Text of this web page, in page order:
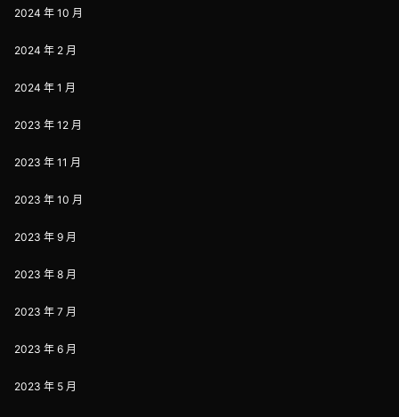
2024 年 10 月
2024 年 2 月
2024 年 1 月
2023 年 12 月
2023 年 11 月
2023 年 10 月
2023 年 9 月
2023 年 8 月
2023 年 7 月
2023 年 6 月
2023 年 5 月